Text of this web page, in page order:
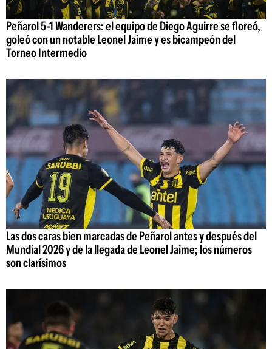
Peñarol 5-1 Wanderers: el equipo de Diego Aguirre se floreó,
goleó con un notable Leonel Jaime y es bicampeón del
Torneo Intermedio
Las dos caras bien marcadas de Peñarol antes y después del
Mundial 2026 y de la llegada de Leonel Jaime; los números
son clarísimos